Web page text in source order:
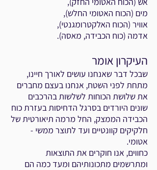
מים (הכוח האטומי החלש),
אוויר (הכוח האלקטרומגנטי),
אדמה (כוח הכבידה, מאסה).
העיקרון אומר
שבכל דבר שאנחנו עושים לאורך חיינו,
מתחת לפני השטח, אנחנו בעצם מחברים
את שלושת הכוחות לשלשות בהרכבים
שונים היורדים בסרגל הדחיסות בעזרת כוח
הכבידה הממצק, החל מרמה תיאורטית של
חלקיקים קוונטיים ועד לתוצר ממשי -
אטומי.
כחווים, אנו חוקרים את התוצאות
ומתרשמים מתכונותיהם ומעד כמה הם